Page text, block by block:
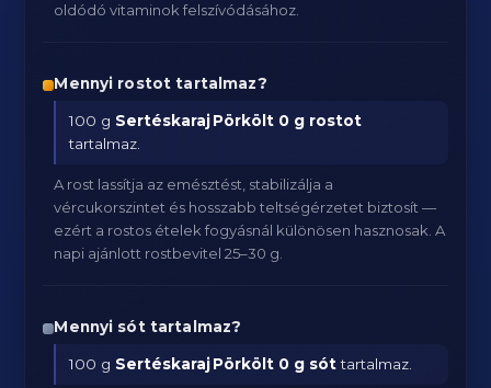
oldódó vitaminok felszívódásához.
Mennyi rostot tartalmaz?
100 g Sertéskaraj Pörkölt 0 g rostot
tartalmaz.
A rost lassítja az emésztést, stabilizálja a
vércukorszintet és hosszabb teltségérzetet biztosít —
ezért a rostos ételek fogyásnál különösen hasznosak. A
napi ajánlott rostbevitel 25–30 g.
Mennyi sót tartalmaz?
100 g Sertéskaraj Pörkölt 0 g sóttartalmaz.